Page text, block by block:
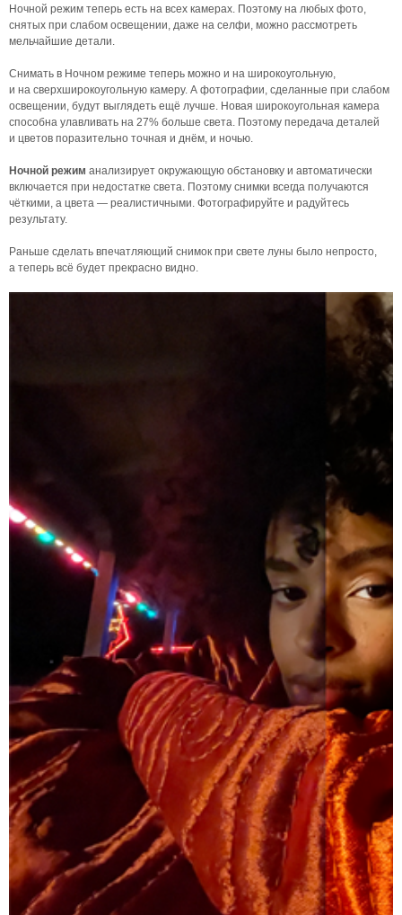
Ночной режим теперь есть на всех камерах. Поэтому на любых фото,
снятых при слабом освещении, даже на селфи, можно рассмотреть
мельчайшие детали.
Снимать в Ночном режиме теперь можно и на широкоугольную,
и на сверхшироко­угольную камеру. А фотографии, сделанные при слабом
освещении, будут выглядеть ещё лучше. Новая широкоугольная камера
способна улавливать на 27% больше света. Поэтому передача деталей
и цветов поразительно точная и днём, и ночью.
Ночной режим анализирует окружающую обстановку и автоматически
включается при недостатке света. Поэтому снимки всегда получаются
чёткими, а цвета — реалистичными. Фотографируйте и радуйтесь
результату.
Раньше сделать впечатляющий снимок при свете луны было непросто,
а теперь всё будет прекрасно видно.